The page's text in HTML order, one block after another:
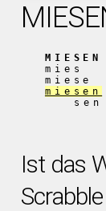
MIESEN
mies
miese
miesen
sen
Ist das